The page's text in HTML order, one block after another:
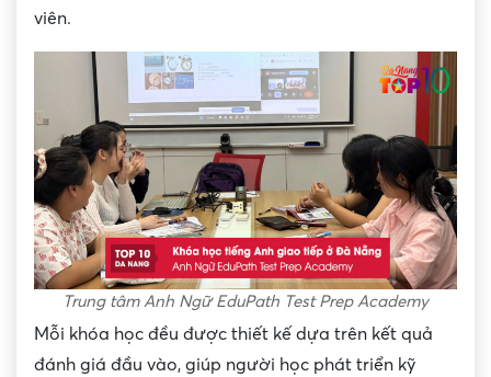
viên.
Trung tâm Anh Ngữ EduPath Test Prep Academy
Mỗi khóa học đều được thiết kế dựa trên kết quả
đánh giá đầu vào, giúp người học phát triển kỹ